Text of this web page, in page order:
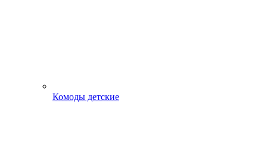
Комоды детские